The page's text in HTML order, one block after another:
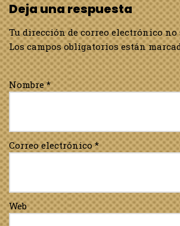
Deja una respuesta
Tu dirección de correo electrónico no
Los campos obligatorios están
Nombre*
Correo electrónico*
Web